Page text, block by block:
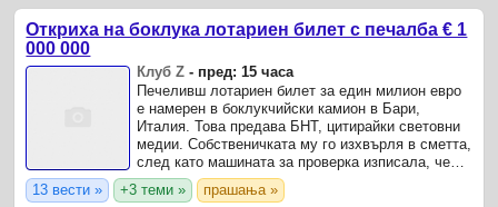
Откриха на боклука лотариен билет с печалба € 1
000 000
Клуб Z - пред: 15 часа
Печеливш лотариен билет за един милион евро
е намерен в боклукчийски камион в Бари,
Италия. Това предава БНТ, цитирайки световни
медии. Собственичката му го изхвърля в сметта,
след като машината за проверка изписала, че
сумата не може да се изплати – какъвто
нормално е случаят с ...
13 вести » +3 теми » прашања »